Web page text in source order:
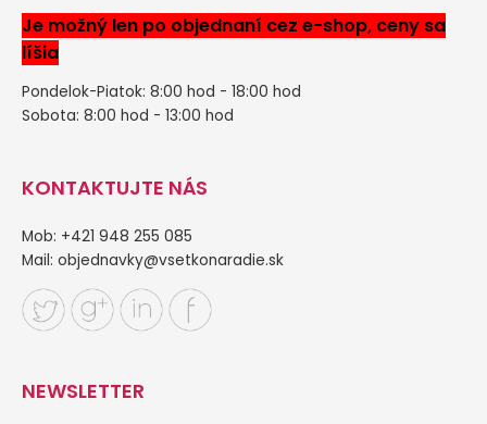
Je možný len po objednaní cez e-shop, ceny sa
líšia
Pondelok-Piatok: 8:00 hod - 18:00 hod
Sobota: 8:00 hod - 13:00 hod
KONTAKTUJTE NÁS
Mob: +421 948 255 085
Mail: objednavky@vsetkonaradie.sk
NEWSLETTER